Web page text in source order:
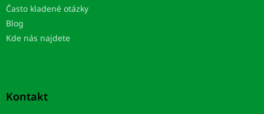
Často kladené otázky
Blog
Kde nás najdete
Kontakt